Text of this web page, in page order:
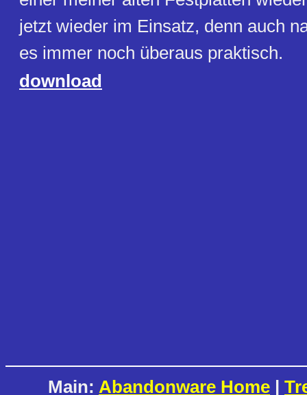
jetzt wieder im Einsatz, denn auch
es immer noch überaus praktisch.
download
Main: Abandonware Home |